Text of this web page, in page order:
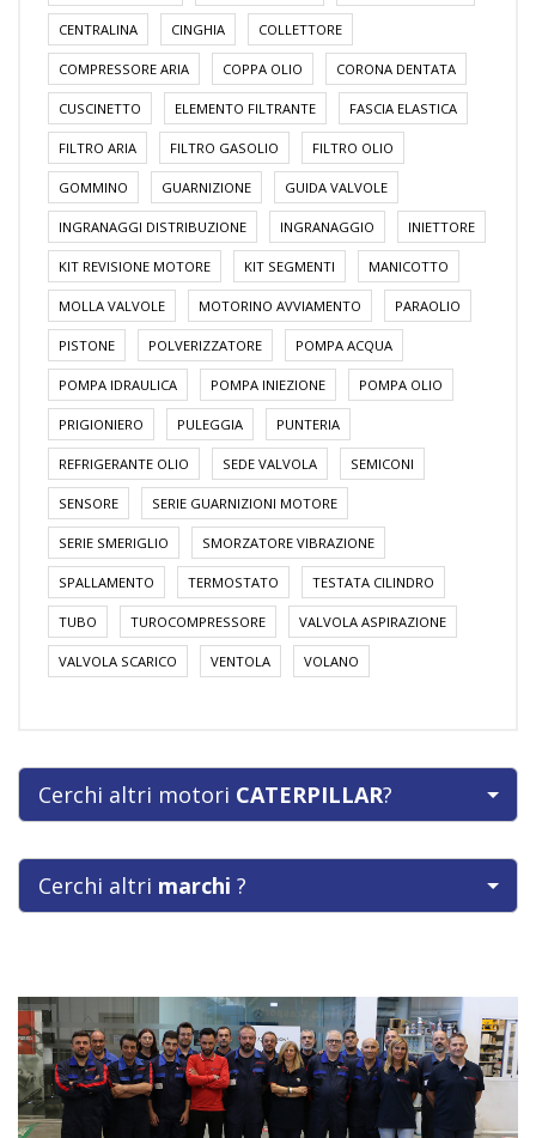
CENTRALINA CINGHIA COLLETTORE
COMPRESSORE ARIA COPPA OLIO CORONA DENTATA
CUSCINETTO ELEMENTO FILTRANTE FASCIA ELASTICA
FILTRO ARIA FILTRO GASOLIO FILTRO OLIO
GOMMINO GUARNIZIONE GUIDA VALVOLE
INGRANAGGI DISTRIBUZIONE INGRANAGGIO INIETTORE
KIT REVISIONE MOTORE KIT SEGMENTI MANICOTTO
MOLLA VALVOLE MOTORINO AVVIAMENTO PARAOLIO
PISTONE POLVERIZZATORE POMPA ACQUA
POMPA IDRAULICA POMPA INIEZIONE POMPA OLIO
PRIGIONIERO PULEGGIA PUNTERIA
REFRIGERANTE OLIO SEDE VALVOLA SEMICONI
SENSORE SERIE GUARNIZIONI MOTORE
SERIE SMERIGLIO SMORZATORE VIBRAZIONE
SPALLAMENTO TERMOSTATO TESTATA CILINDRO
TUBO TUROCOMPRESSORE VALVOLA ASPIRAZIONE
VALVOLA SCARICO VENTOLA VOLANO
Cerchi altri motori CATERPILLAR?
Cerchi altri marchi ?